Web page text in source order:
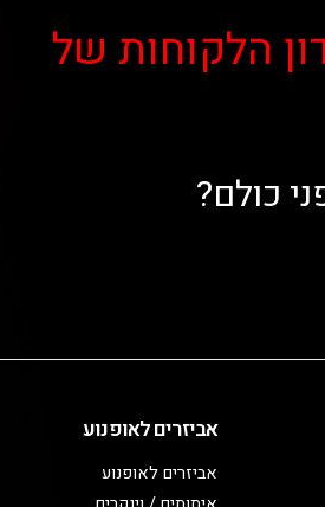
הלקוחות של
כולם?
אביזרים לאופנוע
אביזרים לאופנוע